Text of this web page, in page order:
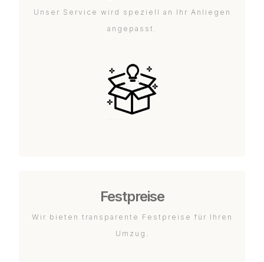
Unser Service wird speziell an Ihr Anliegen
angepasst.
Festpreise
Wir bieten transparente Festpreise für Ihren
Umzug.